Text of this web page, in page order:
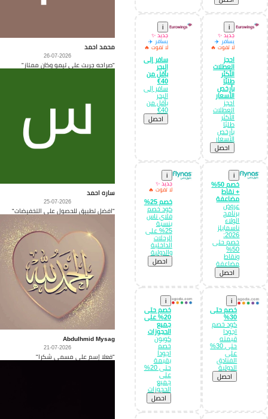
i
جديد ✨
يسافر ✈️
لا تفوت 🔥
احجز
العطلات
الأكثر
طلبًا
بأرخص
الأسعار
احجز
العطلات
الأكثر
طلبًا
بأرخص
الأسعار
احصل
i
جديد ✨
يسافر ✈️
لا تفوت 🔥
سافر إلى
البحر
بأقل من
40€
سافر إلى
البحر
بأقل من
40€
احصل
i
خصم 50%
+ نقاط
مضاعفة
عروض
برنامج
الولاء
ناسمايلز
2026:
خصم حتى
50%
ونقاط
مضاعفة
احصل
i
جديد ✨
لا تفوت 🔥
خصم 25%
كود خصم
فلاي ناس
بنسبة
25% على
الرحلات
الداخلية
والدولية
احصل
i
خصم حتى
30%
كود خصم
اجودا
قيمته
حتى 30%
على
الفنادق
الدولية
احصل
i
خصم حتى
20% على
جميع
الحجوزات
كوبون
خصم
اجودا
بقيمة
حتى 20%
على
جميع
الحجوزات
احصل
محمد احمد
26-07-2026
"صراحه جربت على تيمو وكان ممتاز"
ساره احمد
25-07-2026
"افضل تطبيق للحصول على التخفيضات"
Abdulhmid Mysag
21-07-2026
"فعلا إسم على مسمى شكرا"